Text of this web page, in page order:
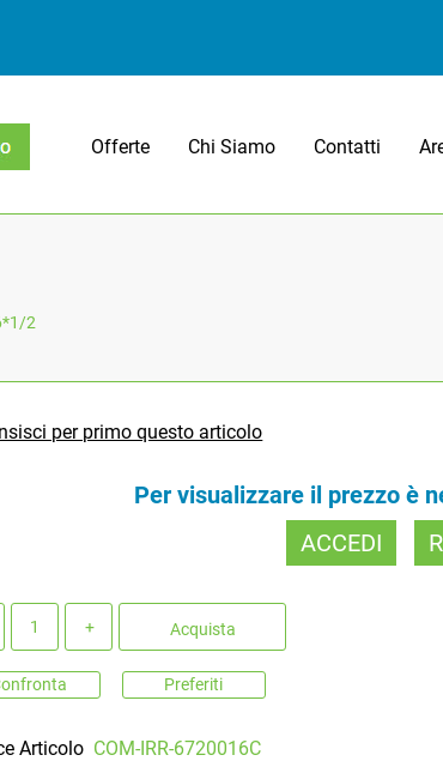
Offerte Chi Siamo Contatti
2
per primo questo articolo
Per visualizzare il prezzo è
ACCEDI
Acquista
Preferiti
Articolo COM-IRR-6720016C